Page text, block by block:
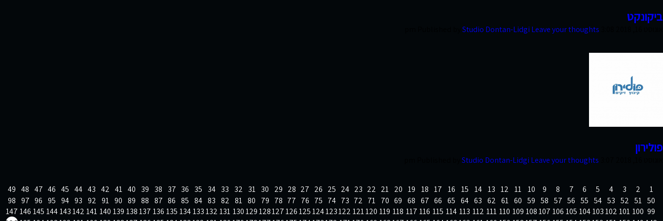
ביקונקט
Studio Dontan-Lidgi Leave your thoughts
פולירון
Studio Dontan-Lidgi Leave your thoughts
1
2
3
4
5
6
7
8
9
10
11
12
13
14
15
16
17
18
19
20
21
22
23
24
25
26
27
28
29
30
31
32
33
34
35
36
37
38
39
40
41
42
43
44
45
46
47
48
49
50
51
52
53
54
55
56
57
58
59
60
61
62
63
64
65
66
67
68
69
70
71
72
73
74
75
76
77
78
79
80
81
82
83
84
85
86
87
88
89
90
91
92
93
94
95
96
97
98
99
100
101
102
103
104
105
106
107
108
109
110
111
112
113
114
115
116
117
118
119
120
121
122
123
124
125
126
127
128
129
130
131
132
133
134
135
136
137
138
139
140
141
142
143
144
145
146
147